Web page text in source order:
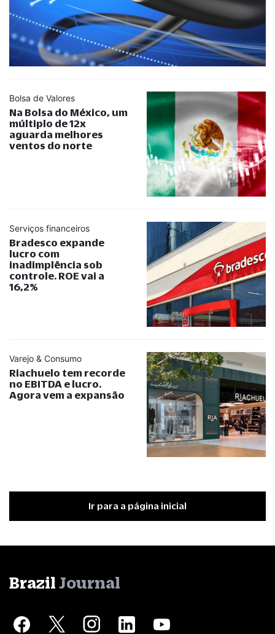
Bolsa de Valores
Na Bolsa do México, um
múltiplo de 12x
aguarda melhores
ventos do norte
Serviços financeiros
Bradesco expande
lucro com
inadimplência sob
controle. ROE vai a
16,2%
Varejo & Consumo
Riachuelo tem recorde
no EBITDA e lucro.
Agora vem a expansão
Ir para a página inicial
Brazil Journal